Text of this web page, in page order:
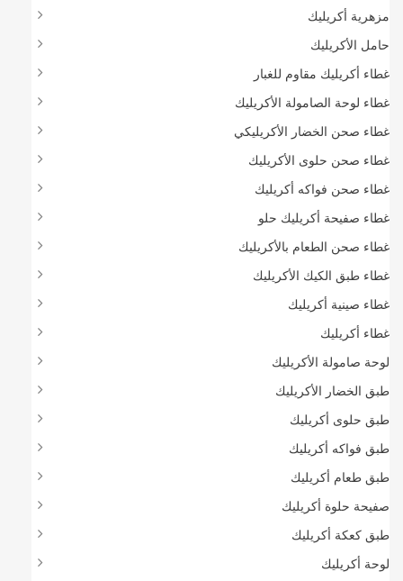
مزهرية أكريليك
حامل الأكريليك
غطاء أكريليك مقاوم للغبار
غطاء لوحة الصامولة الأكريليك
غطاء صحن الخضار الأكريليكي
غطاء صحن حلوى الأكريليك
غطاء صحن فواكه أكريليك
غطاء صفيحة أكريليك حلو
غطاء صحن الطعام بالأكريليك
غطاء طبق الكيك الأكريليك
غطاء صينية أكريليك
غطاء أكريليك
لوحة صامولة الأكريليك
طبق الخضار الأكريليك
طبق حلوى أكريليك
طبق فواكه أكريليك
طبق طعام أكريليك
صفيحة حلوة أكريليك
طبق كعكة أكريليك
لوحة أكريليك